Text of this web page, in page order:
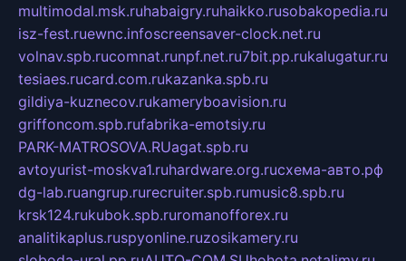
multimodal.msk.ruhabaigry.ruhaikko.rusobakopedia.ru
isz-fest.ruewnc.infoscreensaver-clock.net.ru
volnav.spb.rucomnat.runpf.net.ru7bit.pp.rukalugatur.ru
tesiaes.rucard.com.rukazanka.spb.ru
gildiya-kuznecov.rukameryboavision.ru
griffoncom.spb.rufabrika-emotsiy.ru
PARK-MATROSOVA.RUagat.spb.ru
avtoyurist-moskva1.ruhardware.org.ruсхема-авто.рф
dg-lab.ruangrup.rurecruiter.spb.rumusic8.spb.ru
krsk124.rukubok.spb.ruromanofforex.ru
analitikaplus.ruspyonline.ruzosikamery.ru